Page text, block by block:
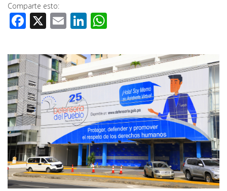
Comparte esto:
Facebook
X EmailLinkedIn